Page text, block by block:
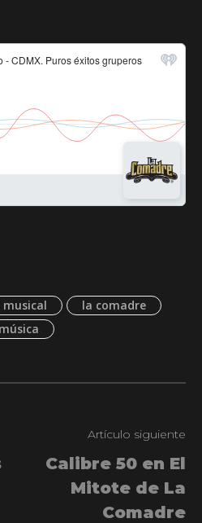
musical
la comadre
música
Artículo siguiente
Calibre 50 en El
Mitote de La
Comadre